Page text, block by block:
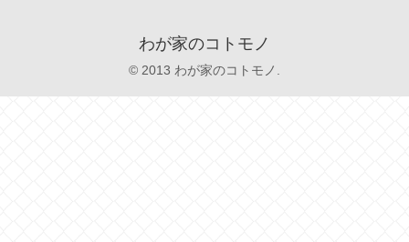
わが家のコトモノ
© 2013 わが家のコトモノ.